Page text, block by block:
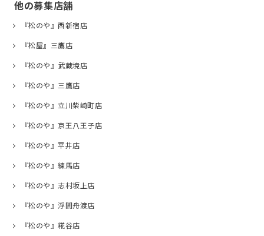
他の募集店舗
『松のや』西新宿店
『松屋』三鷹店
『松のや』武蔵境店
『松のや』三鷹店
『松のや』立川柴崎町店
『松のや』京王八王子店
『松のや』平井店
『松のや』練馬店
『松のや』志村坂上店
『松のや』浮間舟渡店
『松のや』糀谷店